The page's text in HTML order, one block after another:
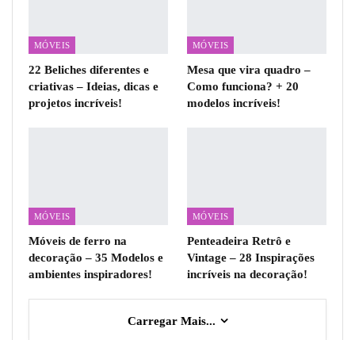
MÓVEIS
22 Beliches diferentes e
criativas – Ideias, dicas e
projetos incríveis!
MÓVEIS
Mesa que vira quadro –
Como funciona? + 20
modelos incríveis!
MÓVEIS
Móveis de ferro na
decoração – 35 Modelos e
ambientes inspiradores!
MÓVEIS
Penteadeira Retrô e
Vintage – 28 Inspirações
incríveis na decoração!
Carregar Mais...